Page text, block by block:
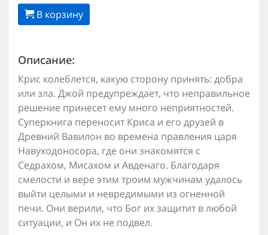
В корзину
Описание:
Крис колеблется, какую сторону принять: добра
или зла. Джой предупреждает, что неправильное
решение принесет ему много неприятностей.
Суперкнига переносит Криса и его друзей в
Древний Вавилон во времена правления царя
Навуходоносора, где они знакомятся с
Седрахом, Мисахом и Авденаго. Благодаря
смелости и вере этим троим мужчинам удалось
выйти целыми и невредимыми из огненной
печи. Они верили, что Бог их защитит в любой
ситуации, и Он их не подвел.